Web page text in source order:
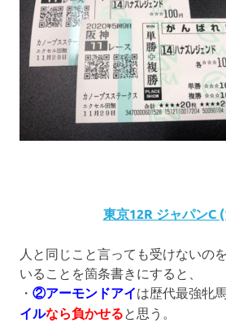
東京12R ジャパンC
人と同じこと言っても受けないの
いることを箇条書きにすると、
・ ②アーモンドアイは歴代最強牝
イルなら負かせると思う。